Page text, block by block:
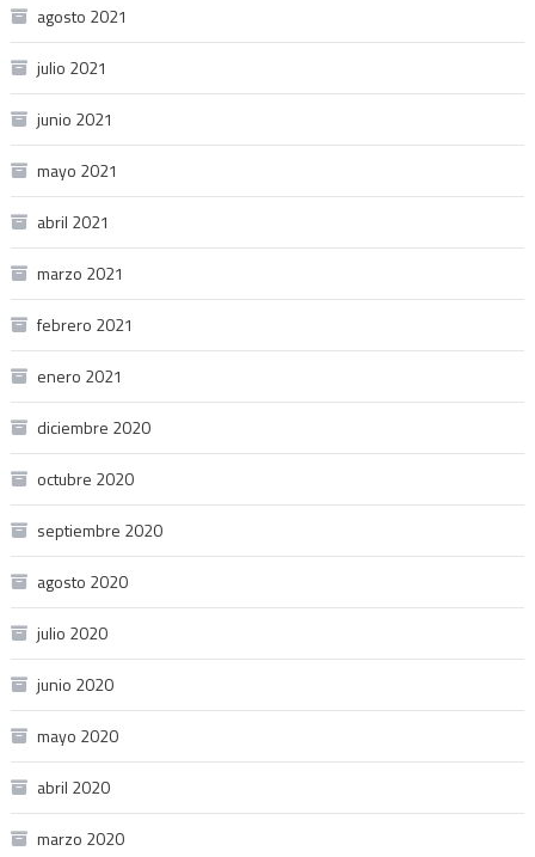
agosto 2021
julio 2021
junio 2021
mayo 2021
abril 2021
marzo 2021
febrero 2021
enero 2021
diciembre 2020
octubre 2020
septiembre 2020
agosto 2020
julio 2020
junio 2020
mayo 2020
abril 2020
marzo 2020